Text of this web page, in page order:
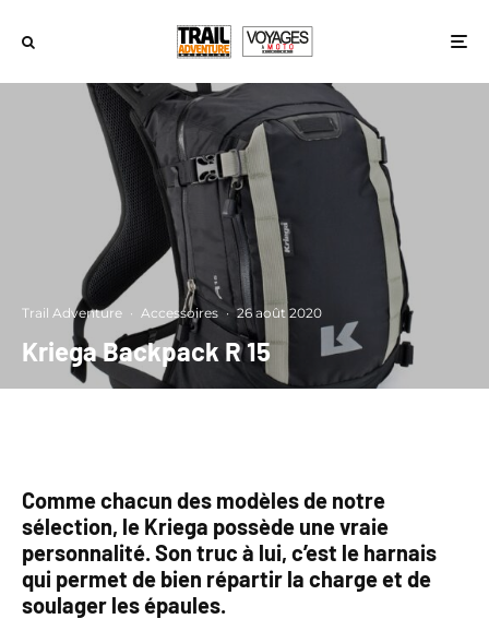
Trail Adventure · Accessoires · 26 août 2020
Kriega Backpack R 15
Comme chacun des modèles de notre
sélection, le Kriega possède une vraie
personnalité. Son truc à lui, c’est le harnais
qui permet de bien répartir la charge et de
soulager les épaules.